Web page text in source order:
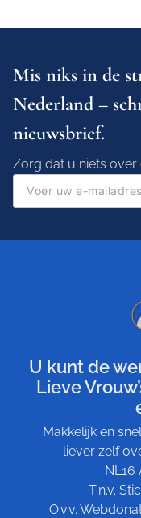
Mis niks in de
Nederland –
nieuwsbrief.
Zorg dat u niets over
U kunt de
Lieve
Makkelijk en
liever zelf
NL16
T.n.v.
O.v.v.